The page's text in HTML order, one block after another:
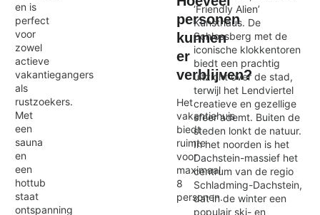
en is
perfect
voor
zowel
actieve
vakantiegangers
als
rustzoekers.
Met
een
sauna
en
een
hottub
staat
ontspanning
personen
kunnen
er
verblijven?
Het
vakantiehuis
biedt
ruimte
voor
maximaal
8
personen.
‘Friendly Alien’
Kunsthaus. De
Schlossberg met de
iconische klokkentoren
biedt een prachtig
uitzicht over de stad,
terwijl het Lendviertel
creatieve en gezellige
sfeer ademt. Buiten de
steden lonkt de natuur.
In het noorden is het
Dachstein-massief het
centrum van de regio
Schladming-Dachstein,
dat in de winter een
populair ski- en